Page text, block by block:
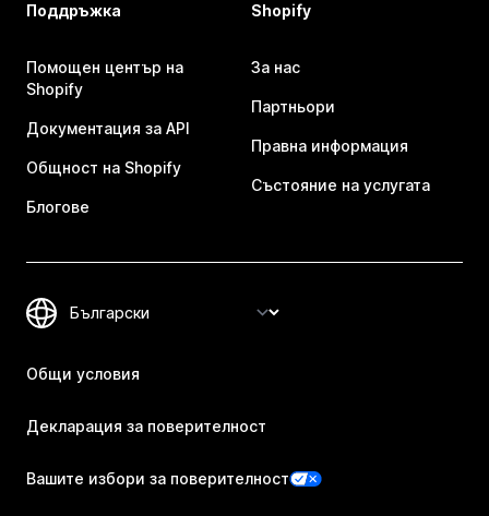
Поддръжка
Помощен център на
Shopify
Документация за API
Общност на Shopify
Блогове
Shopify
За нас
Партньори
Правна информация
Състояние на услугата
Общи условия
Декларация за поверителност
Вашите избори за поверителност